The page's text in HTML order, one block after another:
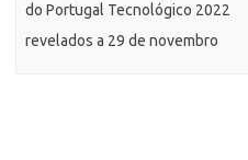
do Portugal Tecnológico 2022
revelados a 29 de novembro